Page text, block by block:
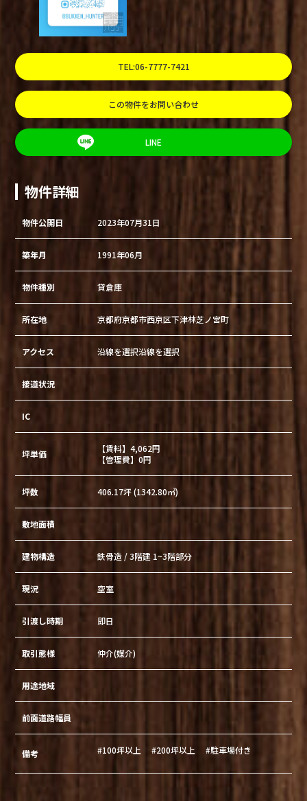
TEL:06-7777-7421
この物件をお問い合わせ
LINE
物件詳細
物件公開日 2023年07月31日
築年月 1991年06月
物件種別 貸倉庫
所在地 京都府京都市西京区下津林芝ノ宮町
アクセス 沿線を選択沿線を選択
接道状況
IC
坪単価
【賃料】4,062円
【管理費】0円
坪数 406.17坪 (1342.80㎡)
敷地面積
建物構造 鉄骨造 / 3階建 1~3階部分
現況 空室
引渡し時期 即日
取引態様 仲介(媒介)
用途地域
前面道路幅員
備考 #100坪以上 #200坪以上 #駐車場付き